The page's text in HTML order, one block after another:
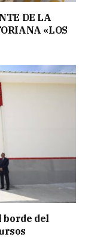
DE LA
«LOS
borde del